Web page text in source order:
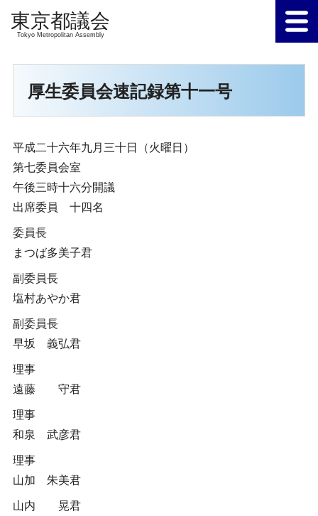
Tokyo Metropolitan Assembly
厚生委員会速記録第十一号
平成二十六年九月三十日（火曜日）
第七委員会室
午後三時十六分開議
出席委員 十四名
委員長
まつば多美子君
副委員長
塩村あやか君
副委員長
早坂 義弘君
理事
遠藤 守君
理事
和泉 武彦君
理事
山加 朱美君
山内 晃君